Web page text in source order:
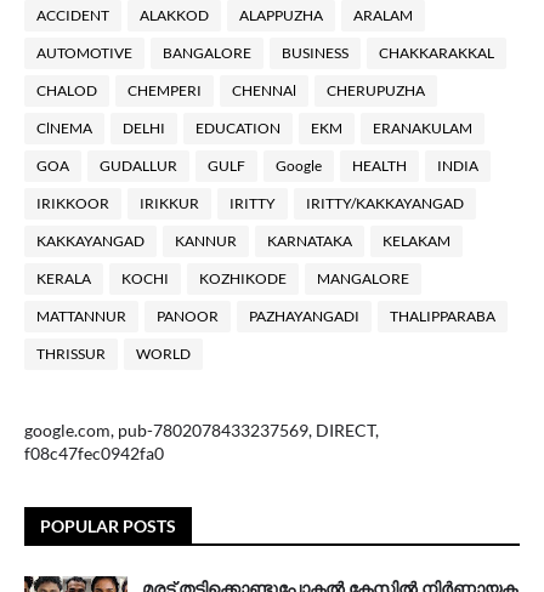
ACCIDENT ALAKKOD ALAPPUZHA ARALAM
AUTOMOTIVE BANGALORE BUSINESS CHAKKARAKKAL
CHALOD CHEMPERI CHENNAl CHERUPUZHA
ClNEMA DELHI EDUCATION EKM ERANAKULAM
GOA GUDALLUR GULF Google HEALTH INDIA
IRIKKOOR IRIKKUR IRITTY IRITTY/KAKKAYANGAD
KAKKAYANGAD KANNUR KARNATAKA KELAKAM
KERALA KOCHI KOZHIKODE MANGALORE
MATTANNUR PANOOR PAZHAYANGADI THALIPPARABA
THRISSUR WORLD
google.com, pub-7802078433237569, DIRECT,
f08c47fec0942fa0
POPULAR POSTS
മരട് തട്ടിക്കൊണ്ടുപോകൽ കേസിൽ നിർണ്ണായക